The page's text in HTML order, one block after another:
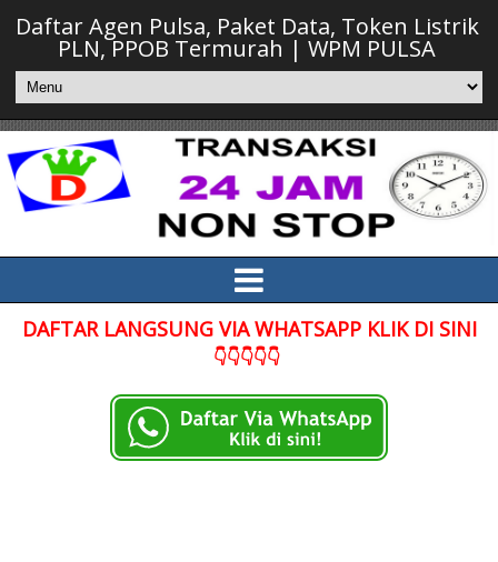
Daftar Agen Pulsa, Paket Data, Token Listrik
PLN, PPOB Termurah | WPM PULSA
DAFTAR LANGSUNG VIA WHATSAPP KLIK DI SINI
👇👇👇👇👇